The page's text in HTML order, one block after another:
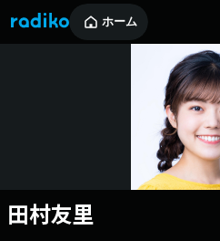
ホーム
田村友里